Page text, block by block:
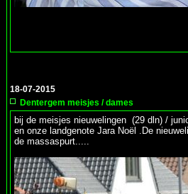
18-07-2015
Dentergem meisjes / dames
bij de meisjes nieuwelingen (29 dln) /
en onze landgenote Jara Noël .De
de massaspurt.....